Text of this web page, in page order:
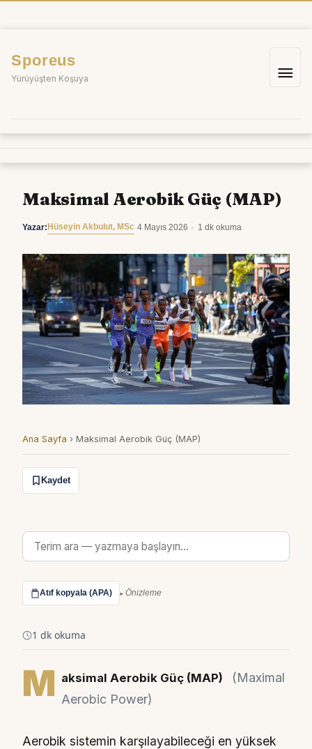
Sporeus
Yürüyüşten Koşuya
Ana
Maksimal Aerobik Güç (MAP)
Yazar: Hüseyin Akbulut, MSc 4 Mayıs 2026 1 dk okuma
Ana Sayfa › Maksimal Aerobik Güç (MAP)
Kaydet
Atıf kopyala (APA) Önizleme
1 dk okuma
M aksimal Aerobik Güç (MAP)
(Maximal
Aerobic Power)
Aerobik sistemin karşılayabileceği en yüksek